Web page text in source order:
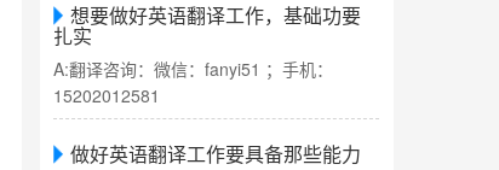
想要做好英语翻译工作，基础功要
扎实
A:翻译咨询：微信：fanyi51 ；手机：
15202012581
做好英语翻译工作要具备那些能力